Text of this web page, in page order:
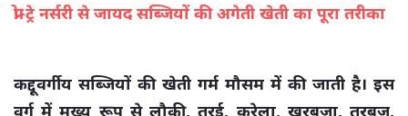
प्रो-ट्रे नर्सरी से जायद सब्जियों की अगेती खेती का पूरा तरीका
कद्दूवर्गीय सब्जियों की खेती गर्म मौसम में की जाती है। इस
वर्ग में मुख्य रूप से लौकी, तुरई, करेला, खरबूजा, तरबूज,